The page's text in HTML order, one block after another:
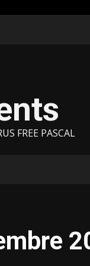
FREE PASCAL